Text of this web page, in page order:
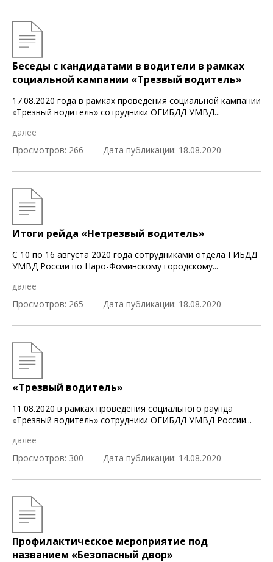
Беседы с кандидатами в водители в рамках
социальной кампании «Трезвый водитель»
17.08.2020 года в рамках проведения социальной кампании
«Трезвый водитель» сотрудники ОГИБДД УМВД...
далее
Просмотров: 266
Дата публикации: 18.08.2020
Итоги рейда «Нетрезвый водитель»
С 10 по 16 августа 2020 года сотрудниками отдела ГИБДД
УМВД России по Наро-Фоминскому городскому...
далее
Просмотров: 265
Дата публикации: 18.08.2020
«Трезвый водитель»
11.08.2020 в рамках проведения социального раунда
«Трезвый водитель» сотрудники ОГИБДД УМВД России...
далее
Просмотров: 300
Дата публикации: 14.08.2020
Профилактическое мероприятие под
названием «Безопасный двор»